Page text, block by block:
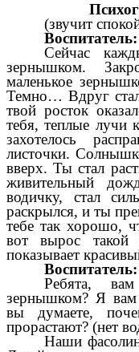
(звучит
Воспитатель:
Сейчас
зернышком.
маленькое
Темно… Вдруг
твой росток
тебя, теплые лучи
захотелось
листочки.
вверх. Ты стал
живительный
водичку, стал
раскрылся, и ты
тебе так хорошо,
вот вырос такой
показывает
Воспитатель:
Ребята,
зернышком? Я вам
вы думаете,
прорастают? (нет
Наши